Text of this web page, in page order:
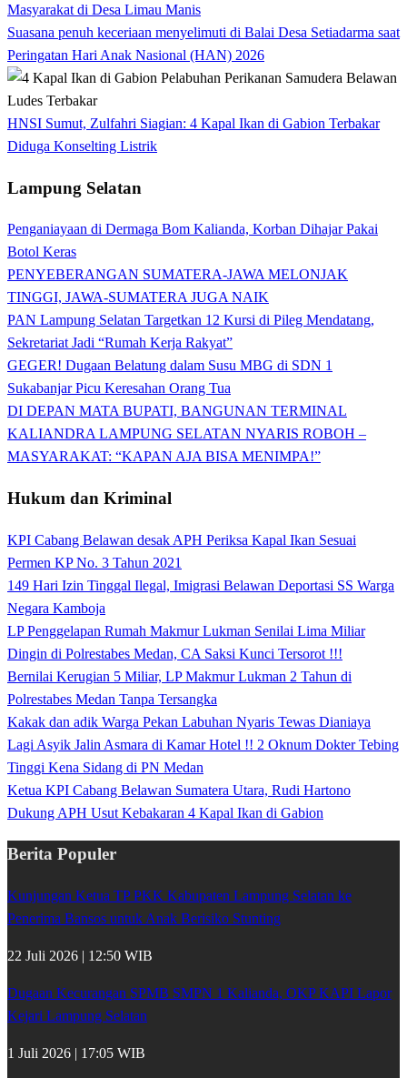
Masyarakat di Desa Limau Manis
Suasana penuh keceriaan menyelimuti di Balai Desa Setiadarma saat
Peringatan Hari Anak Nasional (HAN) 2026
HNSI Sumut, Zulfahri Siagian: 4 Kapal Ikan di Gabion Terbakar
Diduga Konselting Listrik
Lampung Selatan
Penganiayaan di Dermaga Bom Kalianda, Korban Dihajar Pakai
Botol Keras
PENYEBERANGAN SUMATERA-JAWA MELONJAK
TINGGI, JAWA-SUMATERA JUGA NAIK
PAN Lampung Selatan Targetkan 12 Kursi di Pileg Mendatang,
Sekretariat Jadi “Rumah Kerja Rakyat”
GEGER! Dugaan Belatung dalam Susu MBG di SDN 1
Sukabanjar Picu Keresahan Orang Tua
DI DEPAN MATA BUPATI, BANGUNAN TERMINAL
KALIANDRA LAMPUNG SELATAN NYARIS ROBOH –
MASYARAKAT: “KAPAN AJA BISA MENIMPA!”
Hukum dan Kriminal
KPI Cabang Belawan desak APH Periksa Kapal Ikan Sesuai
Permen KP No. 3 Tahun 2021
149 Hari Izin Tinggal Ilegal, Imigrasi Belawan Deportasi SS Warga
Negara Kamboja
LP Penggelapan Rumah Makmur Lukman Senilai Lima Miliar
Dingin di Polrestabes Medan, CA Saksi Kunci Tersorot !!!
Bernilai Kerugian 5 Miliar, LP Makmur Lukman 2 Tahun di
Polrestabes Medan Tanpa Tersangka
Kakak dan adik Warga Pekan Labuhan Nyaris Tewas Dianiaya
Lagi Asyik Jalin Asmara di Kamar Hotel !! 2 Oknum Dokter Tebing
Tinggi Kena Sidang di PN Medan
Ketua KPI Cabang Belawan Sumatera Utara, Rudi Hartono
Dukung APH Usut Kebakaran 4 Kapal Ikan di Gabion
Berita Populer
Kunjungan Ketua TP PKK Kabupaten Lampung Selatan ke
Penerima Bansos untuk Anak Berisiko Stunting
22 Juli 2026 | 12:50 WIB
Dugaan Kecurangan SPMB SMPN 1 Kalianda, OKP KAPI Lapor
Kejari Lampung Selatan
1 Juli 2026 | 17:05 WIB